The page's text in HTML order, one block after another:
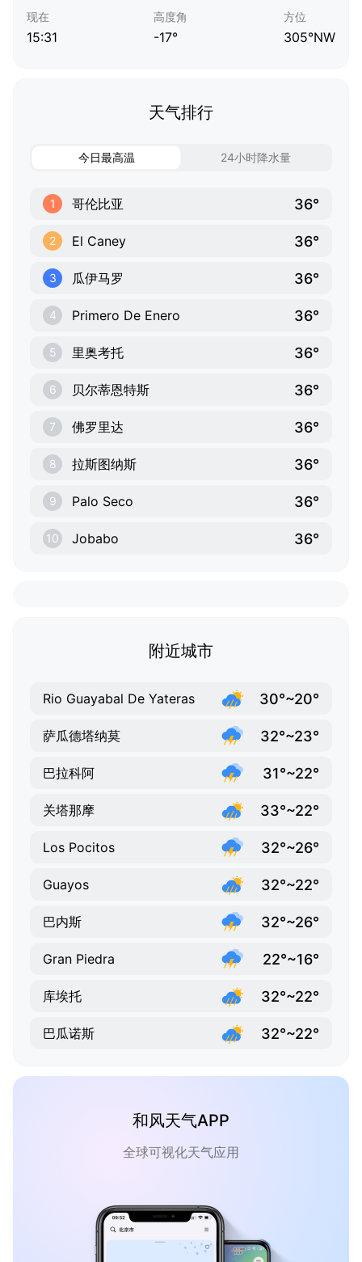
现在
15:31
高度角
-17°
方位
305°NW
天气排行
今日最高温 24小时降水量
1 哥伦比亚 36°
2 El Caney 36°
3 瓜伊马罗 36°
4 Primero De Enero 36°
5 里奥考托 36°
6 贝尔蒂恩特斯 36°
7 佛罗里达 36°
8 拉斯图纳斯 36°
9 Palo Seco 36°
10 Jobabo 36°
附近城市
Rio Guayabal De Yateras 30°~20°
萨瓜德塔纳莫 32°~23°
巴拉科阿 31°~22°
关塔那摩 33°~22°
Los Pocitos 32°~26°
Guayos 32°~22°
巴内斯 32°~26°
Gran Piedra 22°~16°
库埃托 32°~22°
巴瓜诺斯 32°~22°
和风天气APP
全球可视化天气应用